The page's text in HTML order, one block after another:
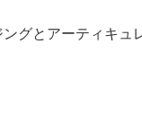
ングとアーティキュ